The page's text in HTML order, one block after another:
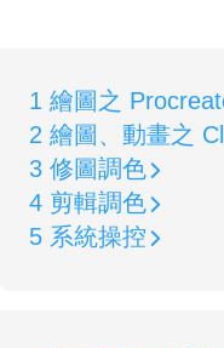
1 繪圖之
2 繪圖、動畫之
3 修圖調色
4 剪輯調色
5 系統操控